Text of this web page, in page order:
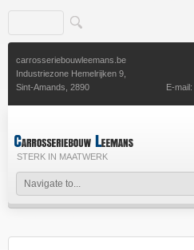
carrosseriebouwleemans.be
Industriezone Hemelrijken 9,
Sint-Amands, 2890
E-mail:
STERK IN MAATWERK